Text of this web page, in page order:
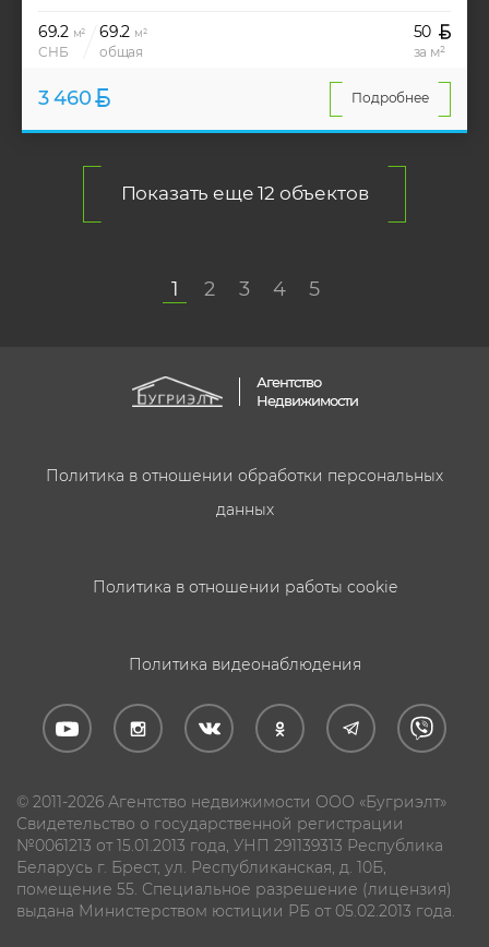
69.2 м²
СНБ
69.2 м²
общая
50
за м²
3 460 Подробнее
Показать еще 12 объектов
1 2 3 4 5
Агентство
Недвижимости
Политика в отношении обработки персональных
данных
Политика в отношении работы cookie
Политика видеонаблюдения
© 2011-2026 Агентство недвижимости ООО «Бугриэлт»
Свидетельство о государственной регистрации
№0061213 от 15.01.2013 года, УНП 291139313 Республика
Беларусь г. Брест, ул. Республиканская, д. 10Б,
помещение 55. Специальное разрешение (лицензия)
выдана Министерством юстиции РБ от 05.02.2013 года.